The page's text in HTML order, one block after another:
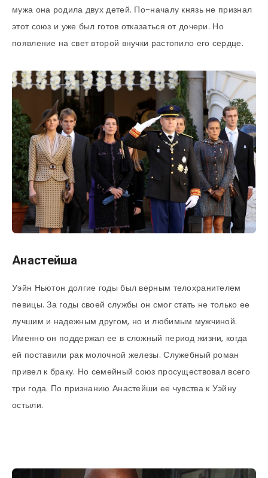
мужа она родила двух детей. По-началу князь не признал
этот союз и уже был готов отказаться от дочери. Но
появление на свет второй внучки растопило его сердце.
Aнастейша
Уэйн Ньютон долгие годы был верным телохранителем
певицы. За годы своей службы он смог стать не только ее
лучшим и надежным другом, но и любимым мужчиной.
Именно он поддержал ее в сложный период жизни, когда
ей поставили рак молочной железы. Служебный роман
привел к браку. Но семейный союз просуществовал всего
три года. По признанию Анастейши ее чувства к Уэйну
остыли.